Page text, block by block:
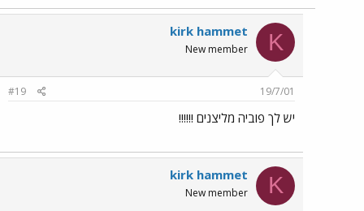
K
kirk hammet
New member
19/7/01
#19
יש לך פוביה מליצנים !!!!!!
K
kirk hammet
New member